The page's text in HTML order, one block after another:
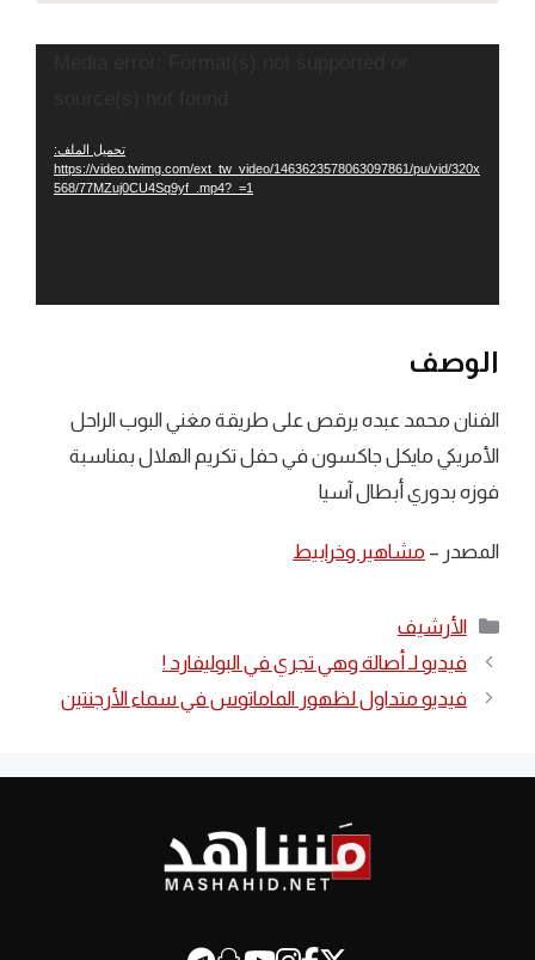
تحميل الملف:
https://video.twimg.com/ext_tw_video/1463623578063097861/pu/vid/320x
568/77MZuj0CU4Sq9yf_.mp4?_=1
الوصف
الفنان محمد عبده يرقص على طريقة مغني البوب الراحل
الأمريكي مايكل جاكسون في حفل تكريم الهلال بمناسبة
فوزه بدوري أبطال آسيا
المصدر – مشاهير وخرابيط
التصنيفات
الأرشيف
فيديو لـ أصالة وهي تجري في البوليفارد !
فيديو متداول لظهور الماماتوس في سماء الأرجنتين